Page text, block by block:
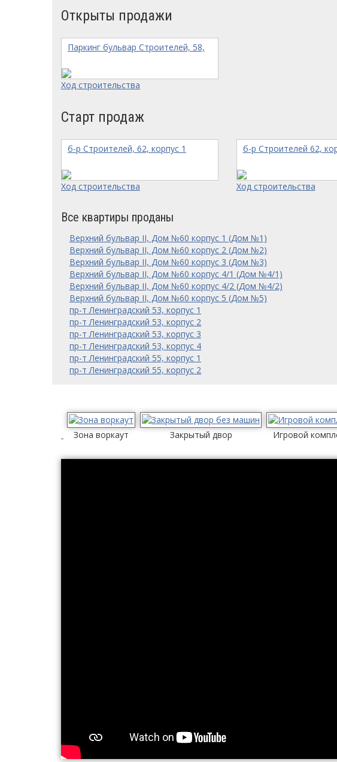
Открыты продажи
Паркинг бульвар Строителей, 58,
Ход строительства
Старт продаж
б-р Строителей, 62, корпус 1
Ход строительства
б-р Строителей 62,
Ход строительства
Все квартиры проданы
Верхний бульвар II, Дом №60 корпус 1 (Дом №1)
Верхний бульвар II, Дом №60 корпус 2 (Дом №2)
Верхний бульвар II, Дом №60 корпус 3 (Дом №3)
Верхний бульвар II, Дом №60 корпус 4/1 (Дом №4/1)
Верхний бульвар II, Дом №60 корпус 4/2 (Дом №4/2)
Верхний бульвар II, Дом №60 корпус 5 (Дом №5)
пр-т Ленинградский 53, корпус 1
пр-т Ленинградский 53, корпус 2
пр-т Ленинградский 53, корпус 3
пр-т Ленинградский 53, корпус 4
пр-т Ленинградский 55, корпус 1
пр-т Ленинградский 55, корпус 2
Зона воркаут Закрытый двор Игровой